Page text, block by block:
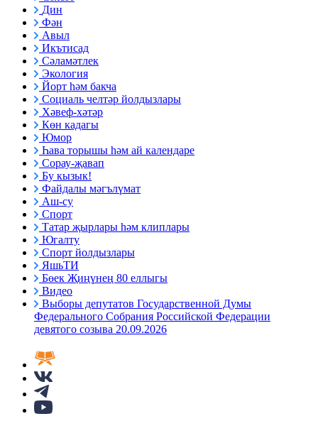
Дин
Фән
Авыл
Икътисад
Сәламәтлек
Экология
Йорт һәм бакча
Социаль челтәр йолдызлары
Хәвеф-хәтәр
Көн кадагы
Юмор
Һава торышы һәм ай календаре
Сорау-җавап
Бу кызык!
Файдалы мәгълүмат
Аш-су
Спорт
Татар җырлары һәм клиплары
Югалту
Спорт йолдызлары
ЯшьТИ
Бөек Җиңүнең 80 еллыгы
Видео
Выборы депутатов Государственной Думы
Федерального Собрания Российской Федерации
девятого созыва 20.09.2026